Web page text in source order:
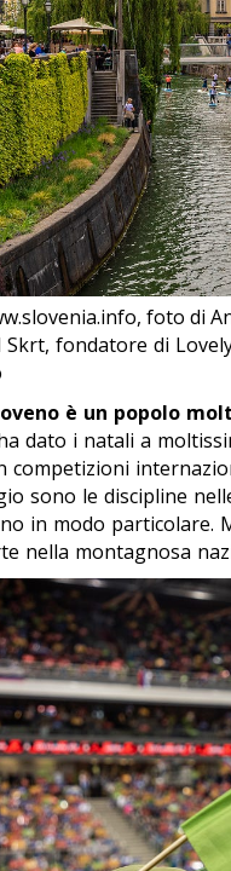
foto di
Skrt, fondatore di
è un popolo
dato i natali a
competizioni
sono le discipline
in modo particolare.
nella montagnosa